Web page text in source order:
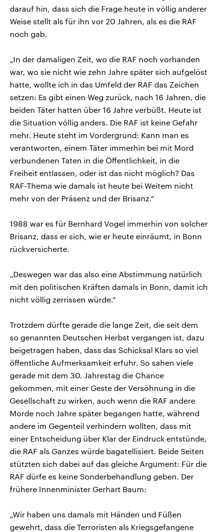
darauf hin, dass sich die Frage heute in völlig anderer
Weise stellt als für ihn vor 20 Jahren, als es die RAF
noch gab.
„In der damaligen Zeit, wo die RAF noch vorhanden
war, wo sie nicht wie zehn Jahre später sich aufgelöst
hatte, wollte ich in das Umfeld der RAF das Zeichen
setzen: Es gibt einen Weg zurück, nach 16 Jahren, die
beiden Täter hatten über 16 Jahre verbüßt. Heute ist
die Situation völlig anders. Die RAF ist keine Gefahr
mehr. Heute steht im Vordergrund: Kann man es
verantworten, einem Täter immerhin bei mit Mord
verbundenen Taten in die Öffentlichkeit, in die
Freiheit entlassen, oder ist das nicht möglich? Das
RAF-Thema wie damals ist heute bei Weitem nicht
mehr von der Präsenz und der Brisanz.“
1988 war es für Bernhard Vogel immerhin von solcher
Brisanz, dass er sich, wie er heute einräumt, in Bonn
rückversicherte.
„Deswegen war das also eine Abstimmung natürlich
mit den politischen Kräften damals in Bonn, damit ich
nicht völlig zerrissen würde.“
Trotzdem dürfte gerade die lange Zeit, die seit dem
so genannten Deutschen Herbst vergangen ist, dazu
beigetragen haben, dass das Schicksal Klars so viel
öffentliche Aufmerksamkeit erfuhr. So sahen viele
gerade mit dem 30. Jahrestag die Chance
gekommen, mit einer Geste der Versöhnung in die
Gesellschaft zu wirken, auch wenn die RAF andere
Morde noch Jahre später begangen hatte, während
andere im Gegenteil verhindern wollten, dass mit
einer Entscheidung über Klar der Eindruck entstünde,
die RAF als Ganzes würde bagatellisiert. Beide Seiten
stützten sich dabei auf das gleiche Argument: Für die
RAF dürfe es keine Sonderbehandlung geben. Der
frühere Innenminister Gerhart Baum:
„Wir haben uns damals mit Händen und Füßen
gewehrt, dass die Terroristen als Kriegsgefangene